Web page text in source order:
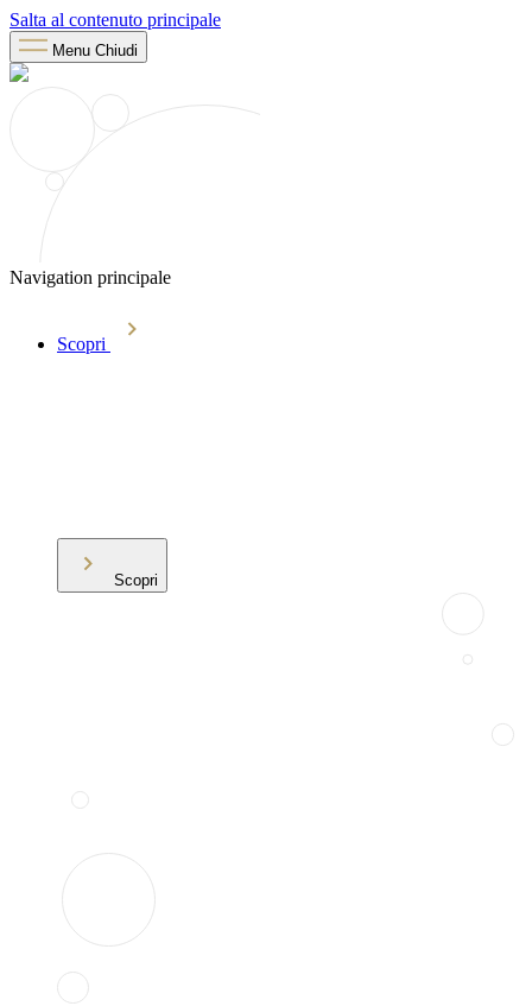
Salta al contenuto principale
Menu Chiudi
Navigation principale
Scopri
Scopri